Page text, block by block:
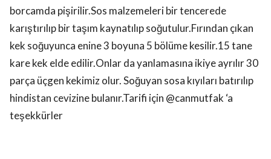
borcamda pişirilir.Sos malzemeleri bir tencerede
karıştırılıp bir taşım kaynatılıp soğutulur.Fırından çıkan
kek soğuyunca enine 3 boyuna 5 bölüme kesilir.15 tane
kare kek elde edilir.Onlar da yanlamasına ikiye ayrılır 30
parça üçgen kekimiz olur. Soğuyan sosa kıyıları batırılıp
hindistan cevizine bulanır.Tarifi için @canmutfak ‘a
teşekkürler